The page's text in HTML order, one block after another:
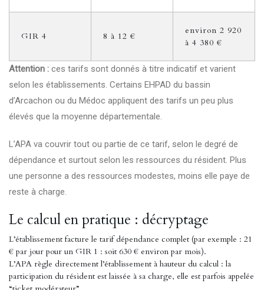
GIR 4 8 à 12 €
environ 2 920
à 4 380 €
Attention : ces tarifs sont donnés à titre indicatif et varient
selon les établissements. Certains EHPAD du bassin
d’Arcachon ou du Médoc appliquent des tarifs un peu plus
élevés que la moyenne départementale.
L’APA va couvrir tout ou partie de ce tarif, selon le degré de
dépendance et surtout selon les ressources du résident. Plus
une personne a des ressources modestes, moins elle paye de
reste à charge.
Le calcul en pratique : décryptage
L’établissement facture le tarif dépendance complet (par exemple : 21
€ par jour pour un GIR 1 : soit 630 € environ par mois).
L’APA règle directement l’établissement à hauteur du calcul : la
participation du résident est laissée à sa charge, elle est parfois appelée